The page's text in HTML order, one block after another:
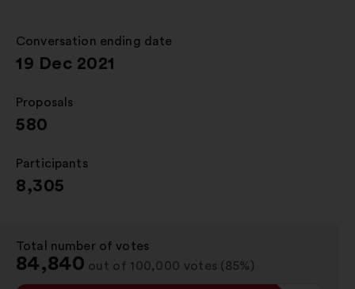
new
window
Conversation ending date
:
19 Dec 2021
Proposals
:
580
Participants
:
8,305
Total number of votes
84,840 out of 100,000 votes (85%)